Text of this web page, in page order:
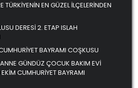
TÜRKİYENİN EN GÜZEL İLÇELERİNDEN
DERESİ 2. ETAP ISLAH
BAYRAMI COŞKUSU
GÜNDÜZ ÇOCUK BAKIM EVİ
CUMHURİYET BAYRAMI